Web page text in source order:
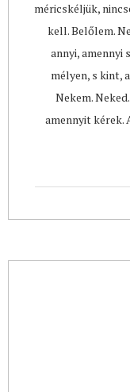
méricskéljük,
kell. Belőlem.
annyi,
mélyen, s kint,
Nekem.
amennyit kérek.